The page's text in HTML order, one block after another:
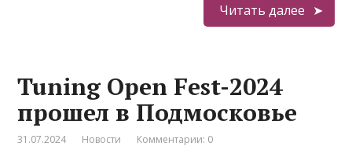
Читать далее
Tuning Open Fest-2024
прошел в Подмосковье
31.07.2024 Новости Комментарии: 0